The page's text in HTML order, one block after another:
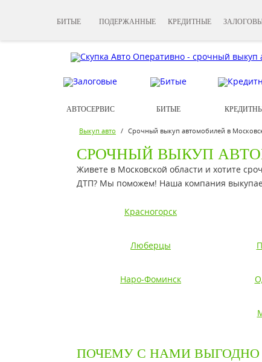
БИТЫЕ ПОДЕРЖАННЫЕ КРЕДИТНЫЕ
АВТОСЕРВИС БИТЫЕ
Выкуп авто / Срочный выкуп автомобилей в
СРОЧНЫЙ ВЫКУП
Живете в Московской области и хотите
ДТП? Мы поможем! Наша компания
Красногорск
Люберцы
Наро-Фоминск
ПОЧЕМУ С НАМИ ВЫГОДНО